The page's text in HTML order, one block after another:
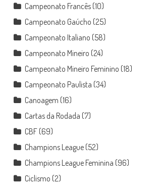
Campeonato Francês(10)
Campeonato Gaúcho (25)
Campeonato Italiano (58)
Campeonato Mineiro (24)
Campeonato Mineiro Feminino (18)
Campeonato Paulista (34)
Canoagem (16)
Cartas da Rodada (7)
CBF(69)
Champions League(52)
Champions League Feminina (96)
Ciclismo (2)